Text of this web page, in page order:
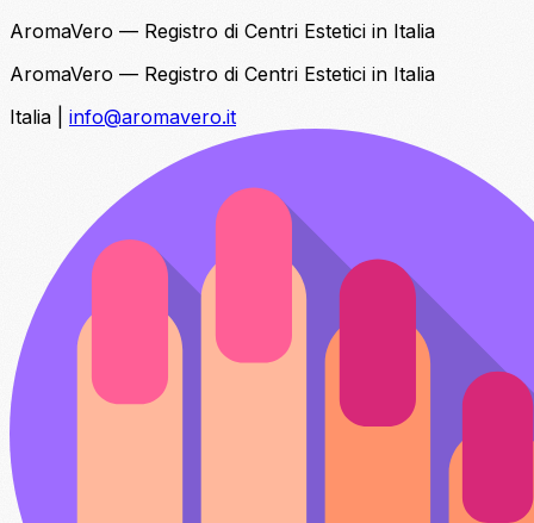
AromaVero — Registro di Centri Estetici in Italia
AromaVero — Registro di Centri Estetici in Italia
Italia
info@aromavero.it